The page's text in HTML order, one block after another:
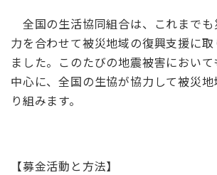
全国の生活協同組合は、これまでも
力を合わせて被災地域の復興支援に取
ました。このたびの地震被害におい
中心に、全国の生協が協力して被災
り組みます。
【募金活動と方法】